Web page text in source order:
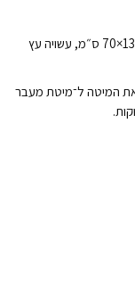
מיטת תינוק בגוון לבן קלאסי, מתאימה למזרן בגודל 130×70 ס״מ, עשויה עץ
המיטה ל־מיטת מעבר